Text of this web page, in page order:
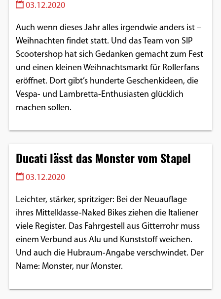
03.12.2020
Auch wenn dieses Jahr alles irgendwie anders ist –
Weihnachten findet statt. Und das Team von SIP
Scootershop hat sich Gedanken gemacht zum Fest
und einen kleinen Weihnachtsmarkt für Rollerfans
eröffnet. Dort gibt’s hunderte Geschenkideen, die
Vespa- und Lambretta-Enthusiasten glücklich
machen sollen.
Ducati lässt das Monster vom Stapel
03.12.2020
Leichter, stärker, spritziger: Bei der Neuauflage
ihres Mittelklasse-Naked Bikes ziehen die Italiener
viele Register. Das Fahrgestell aus Gitterrohr muss
einem Verbund aus Alu und Kunststoff weichen.
Und auch die Hubraum-Angabe verschwindet. Der
Name: Monster, nur Monster.